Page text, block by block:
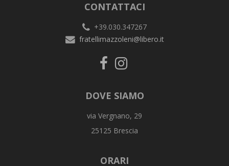
CONTATTACI
+39.030.347267
fratellimazzoleni@libero.it
DOVE SIAMO
via Vergnano, 29
25125 Brescia
ORARI